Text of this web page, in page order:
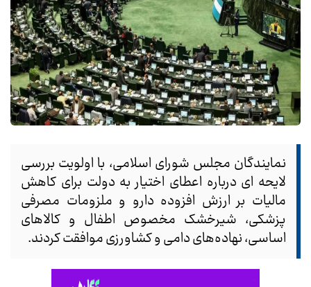
نمایندگان مجلس شورای اسلامی، با اولویت بررسی
لایحه ای درباره اعطای اختیار به دولت برای کاهش
مالیات بر ارزش افزوده دارو و ملزومات مصرفی
پزشکی، شیرخشک مخصوص اطفال و کالاهای
اساسی، نهاده‌های دامی و کشاورزی موافقت کردند.